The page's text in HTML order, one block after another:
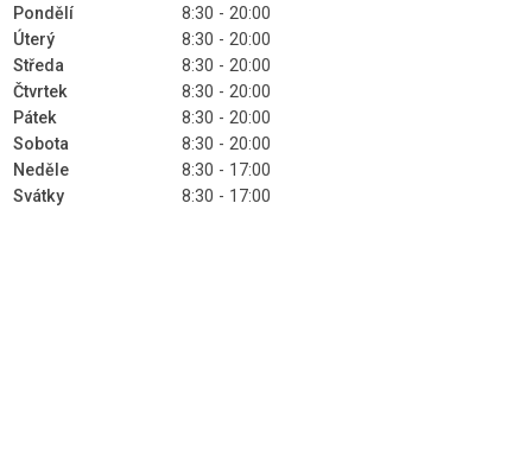
Pondělí
8:30 - 20:00
Úterý
8:30 - 20:00
Středa
8:30 - 20:00
Čtvrtek
8:30 - 20:00
Pátek
8:30 - 20:00
Sobota
8:30 - 20:00
Neděle
8:30 - 17:00
Svátky
8:30 - 17:00